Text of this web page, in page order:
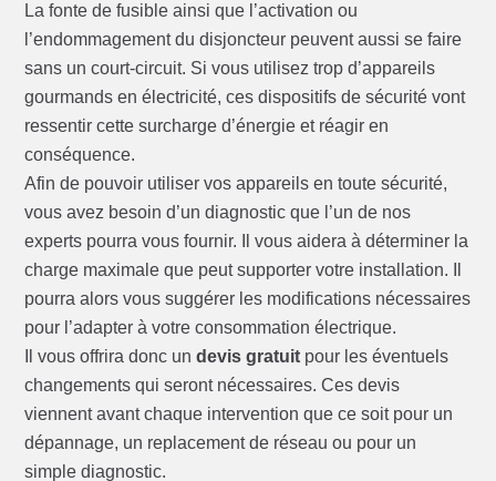
La fonte de fusible ainsi que l’activation ou
l’endommagement du disjoncteur peuvent aussi se faire
sans un court-circuit. Si vous utilisez trop d’appareils
gourmands en électricité, ces dispositifs de sécurité vont
ressentir cette surcharge d’énergie et réagir en
conséquence.
Afin de pouvoir utiliser vos appareils en toute sécurité,
vous avez besoin d’un diagnostic que l’un de nos
experts pourra vous fournir. Il vous aidera à déterminer la
charge maximale que peut supporter votre installation. Il
pourra alors vous suggérer les modifications nécessaires
pour l’adapter à votre consommation électrique.
Il vous offrira donc undevis gratuit pour les éventuels
changements qui seront nécessaires. Ces devis
viennent avant chaque intervention que ce soit pour un
dépannage, un replacement de réseau ou pour un
simple diagnostic.